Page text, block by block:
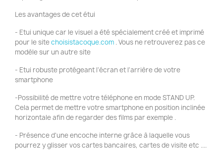
Les avantages de cet étui
- Etui unique car le visuel a été spécialement créé et imprimé
pour le sitechoisistacoque.com . Vous ne retrouverez pas ce
modèle sur un autre site
- Etui robuste protégeant l'écran et l'arrière de votre
smartphone
-Possibilité de mettre votre téléphone en mode STAND UP.
Cela permet de mettre votre smartphone en position inclinée
horizontale afin de regarder des films par exemple .
- Présence d'une encoche interne grâce à laquelle vous
pourrez y glisser vos cartes bancaires, cartes de visite etc ....